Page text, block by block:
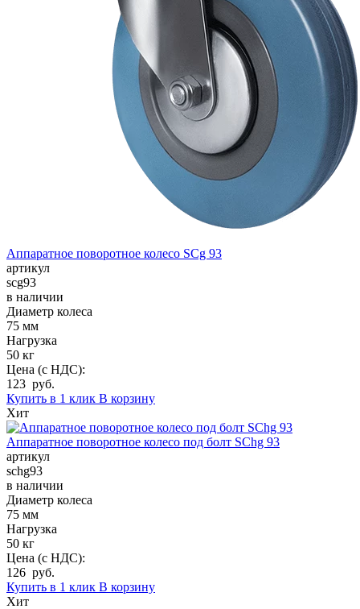
Аппаратное поворотное колесо SCg 93
артикул
scg93
в наличии
Диаметр колеса
75 мм
Нагрузка
50 кг
Цена (с НДС):
123 руб.
Купить в 1 клик В корзину
Хит
Аппаратное поворотное колесо под болт SChg 93
артикул
schg93
в наличии
Диаметр колеса
75 мм
Нагрузка
50 кг
Цена (с НДС):
126 руб.
Купить в 1 клик В корзину
Хит